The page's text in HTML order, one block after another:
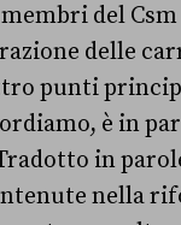
del
delle
punti
è in
in
nella